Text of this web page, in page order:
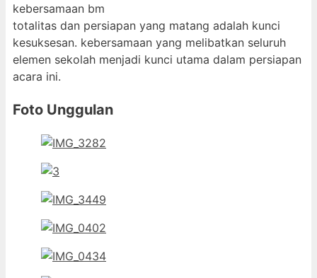
kebersamaan bm
totalitas dan persiapan yang matang adalah kunci
kesuksesan. kebersamaan yang melibatkan seluruh
elemen sekolah menjadi kunci utama dalam persiapan
acara ini.
Foto Unggulan